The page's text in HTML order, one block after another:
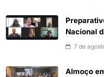
Nacional
7 de
Almoço